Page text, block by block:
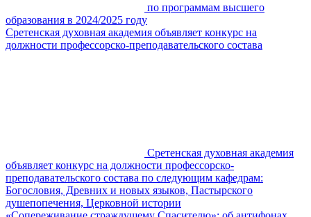
по программам высшего
образования в 2024/2025 году
Сретенская духовная академия объявляет конкурс на
должности профессорско-преподавательского состава
Сретенская духовная академия
объявляет конкурс на должности профессорско-
преподавательского состава по следующим кафедрам:
Богословия, Древних и новых языков, Пастырского
душепопечения, Церковной истории